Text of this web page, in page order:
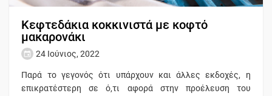
Κεφτεδάκια κοκκινιστά με κοφτό
μακαρονάκι
24 Ιούνιος, 2022
Παρά το γεγονός ότι υπάρχουν και άλλες εκδοχές, η
επικρατέστερη σε ό,τι αφορά στην προέλευση του